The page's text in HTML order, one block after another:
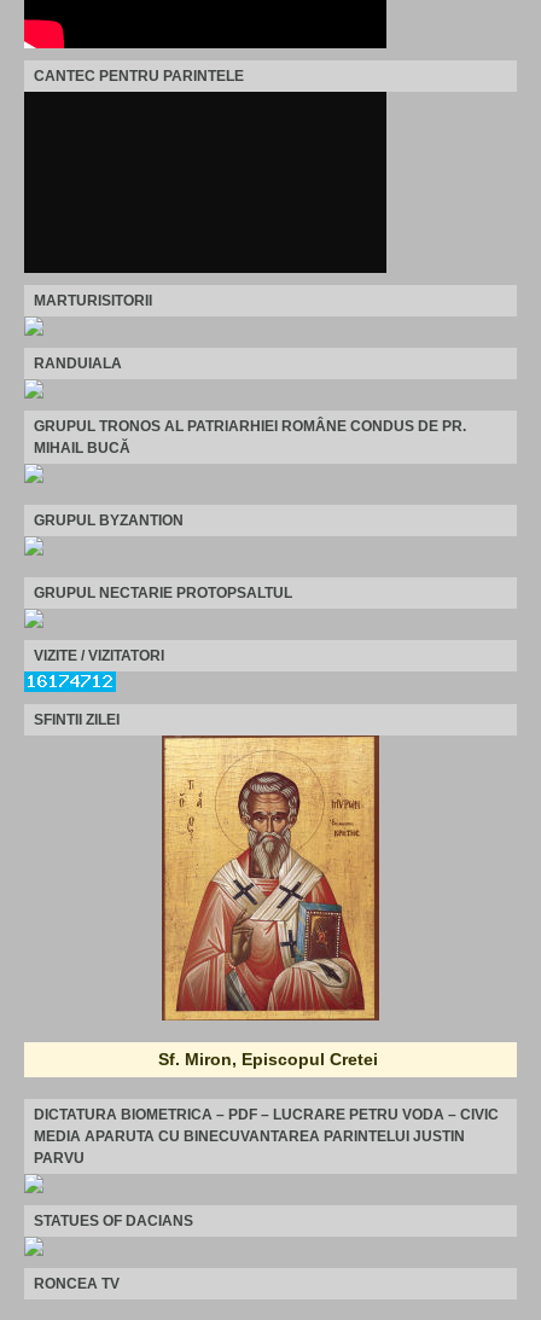
CANTEC PENTRU PARINTELE
MARTURISITORII
RANDUIALA
GRUPUL TRONOS AL PATRIARHIEI ROMÂNE CONDUS DE PR.
MIHAIL BUCĂ
GRUPUL BYZANTION
GRUPUL NECTARIE PROTOPSALTUL
VIZITE / VIZITATORI
SFINTII ZILEI
Sf. Miron, Episcopul Cretei
DICTATURA BIOMETRICA – PDF – LUCRARE PETRU VODA – CIVIC
MEDIA APARUTA CU BINECUVANTAREA PARINTELUI JUSTIN
PARVU
STATUES OF DACIANS
RONCEA TV